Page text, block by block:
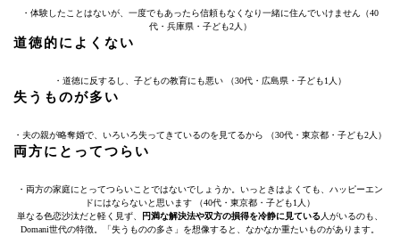
・体験したことはないが、一度でもあったら信頼もなくなり一緒に住んでいけません（40
代・兵庫県・子ども2人）
道徳的によくない
・道徳に反するし、子どもの教育にも悪い （30代・広島県・子ども1人）
失うものが多い
・夫の親が略奪婚で、いろいろ失ってきているのを見てるから （30代・東京都・子ども2人）
両方にとってつらい
・両方の家庭にとってつらいことではないでしょうか。いっときはよくても、ハッピーエン
ドにはならないと思います （40代・東京都・子ども1人）
単なる色恋沙汰だと軽く見ず、
円満な解決法や双方の損得を冷静に見ている 人がいるのも、
Domani世代の特徴。「失うものの多さ」を想像すると、なかなか重たいものがあります。